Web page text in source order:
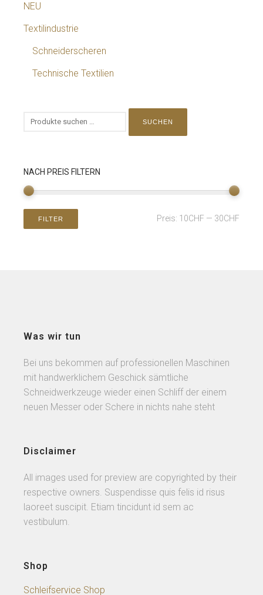
NEU
Textilindustrie
Schneiderscheren
Technische Textilien
SUCHEN
NACH PREIS FILTERN
FILTER Preis: 10CHF — 30CHF
Was wir tun
Bei uns bekommen auf professionellen Maschinen
mit handwerklichem Geschick sämtliche
Schneidwerkzeuge wieder einen Schliff der einem
neuen Messer oder Schere in nichts nahe steht
Disclaimer
All images used for preview are copyrighted by their
respective owners. Suspendisse quis felis id risus
laoreet suscipit. Etiam tincidunt id sem ac
vestibulum.
Shop
Schleifservice Shop